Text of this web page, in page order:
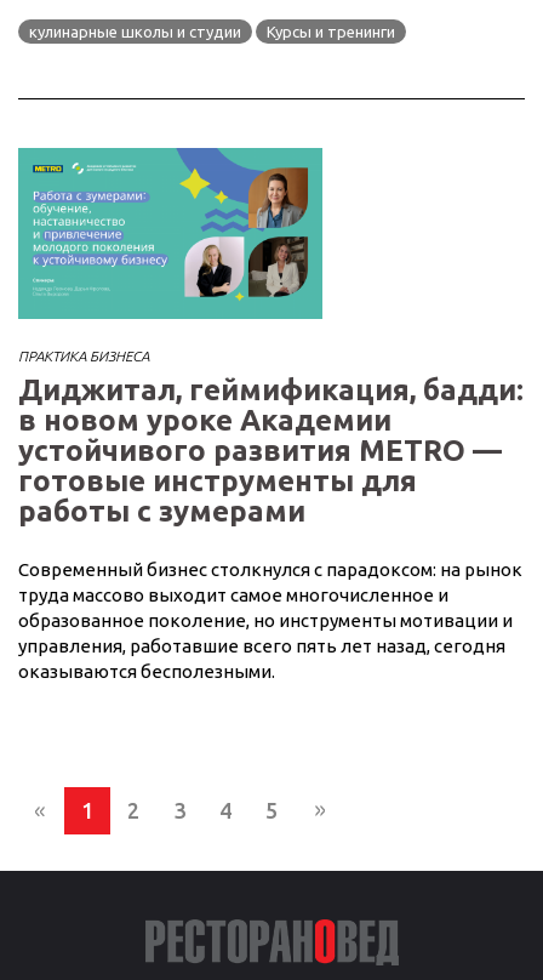
кулинарные школы и студии Курсы и тренинги
ПРАКТИКА БИЗНЕСА
Диджитал, геймификация, бадди:
в новом уроке Академии
устойчивого развития METRO —
готовые инструменты для
работы с зумерами
Современный бизнес столкнулся с парадоксом: на рынок
труда массово выходит самое многочисленное и
образованное поколение, но инструменты мотивации и
управления, работавшие всего пять лет назад, сегодня
оказываются бесполезными.
1 2 3 4 5